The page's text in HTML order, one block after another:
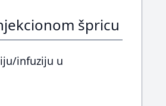
špricu
infuziju u